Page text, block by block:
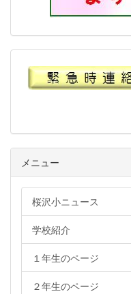
メニュー
桜沢小ニュース
学校紹介
１年生のページ
２年生のページ